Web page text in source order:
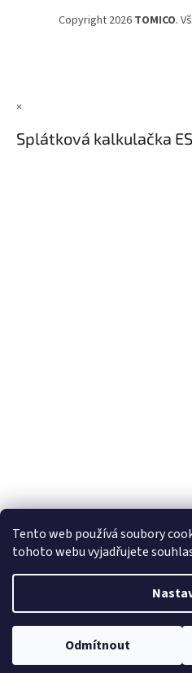
Tento web používá soubory
tohoto webu vyjadřujete
Odmítnout
Copyright 2026 TOMICO.
×
Splátková kalkulačka